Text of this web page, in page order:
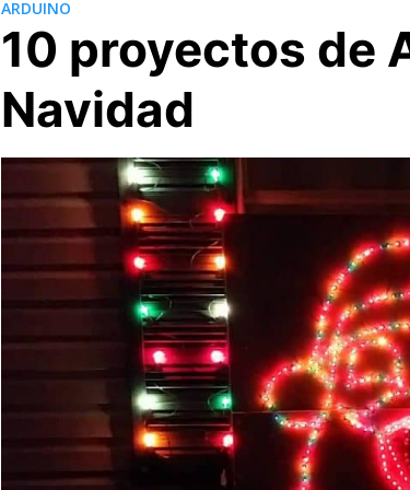
ARDUINO
10 proyectos de
Navidad